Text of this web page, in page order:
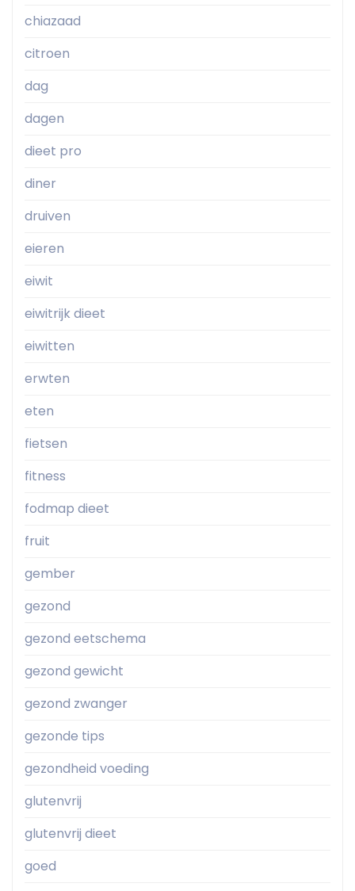
chiazaad
citroen
dag
dagen
dieet pro
diner
druiven
eieren
eiwit
eiwitrijk dieet
eiwitten
erwten
eten
fietsen
fitness
fodmap dieet
fruit
gember
gezond
gezond eetschema
gezond gewicht
gezond zwanger
gezonde tips
gezondheid voeding
glutenvrij
glutenvrij dieet
goed